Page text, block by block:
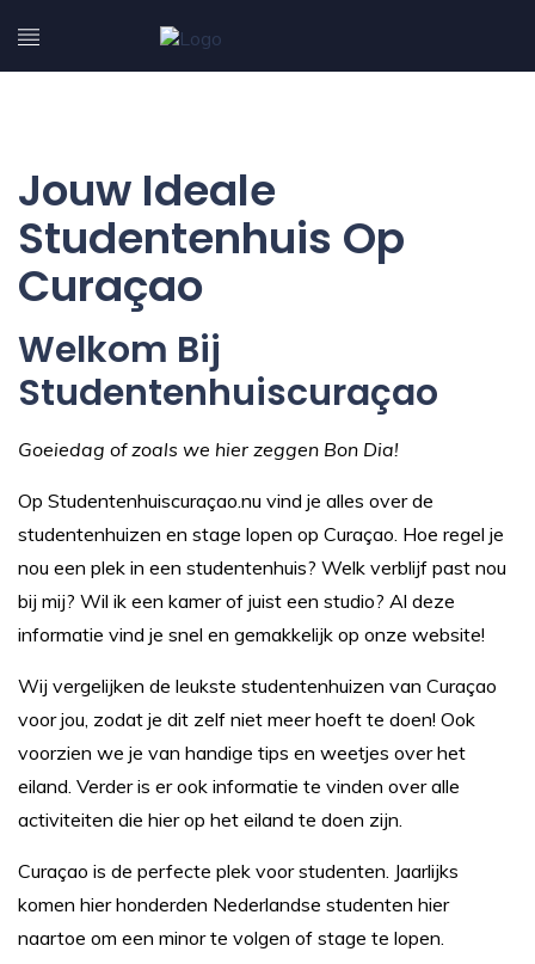
Jouw Ideale
Studentenhuis Op
Curaçao
Welkom Bij
Studentenhuiscuraçao
Goeiedag of zoals we hier zeggen Bon Dia!
Op Studentenhuiscuraçao.nu vind je alles over de
studentenhuizen en stage lopen op Curaçao. Hoe regel je
nou een plek in een studentenhuis? Welk verblijf past nou
bij mij? Wil ik een kamer of juist een studio? Al deze
informatie vind je snel en gemakkelijk op onze website!
Wij vergelijken de leukste studentenhuizen van Curaçao
voor jou, zodat je dit zelf niet meer hoeft te doen! Ook
voorzien we je van handige tips en weetjes over het
eiland. Verder is er ook informatie te vinden over alle
activiteiten die hier op het eiland te doen zijn.
Curaçao is de perfecte plek voor studenten. Jaarlijks
komen hier honderden Nederlandse studenten hier
naartoe om een minor te volgen of stage te lopen.